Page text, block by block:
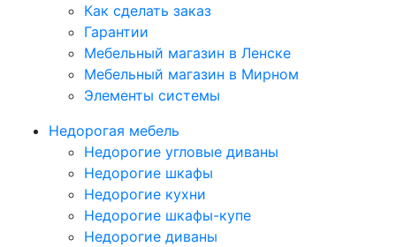
Как сделать заказ
Гарантии
Мебельный магазин в Ленске
Мебельный магазин в Мирном
Элементы системы
Недорогая мебель
Недорогие угловые диваны
Недорогие шкафы
Недорогие кухни
Недорогие шкафы-купе
Недорогие диваны